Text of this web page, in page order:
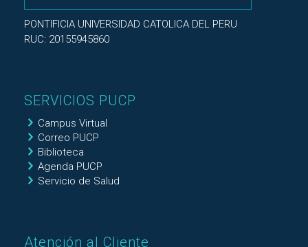
PONTIFICIA UNIVERSIDAD CATOLICA DEL PERU
RUC: 20155945860
SERVICIOS PUCP
Campus Virtual
Correo PUCP
Biblioteca
Agenda PUCP
Servicio de Salud
Atención al Cliente